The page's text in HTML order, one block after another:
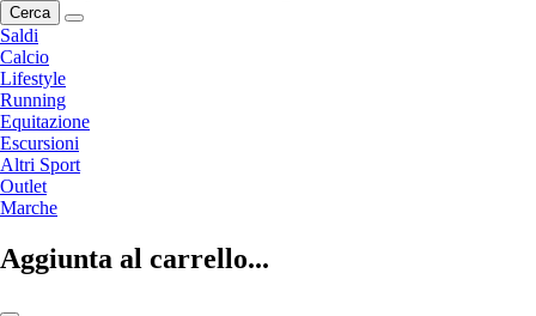
Cerca
Saldi
Calcio
Lifestyle
Running
Equitazione
Escursioni
Altri Sport
Outlet
Marche
Aggiunta al carrello...